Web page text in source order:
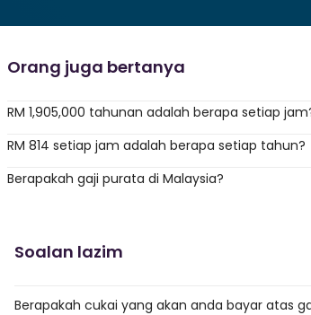
Orang juga bertanya
RM 1,905,000 tahunan adalah berapa setiap
RM 814 setiap jam adalah berapa setiap tahun?
Berapakah gaji purata di Malaysia?
Soalan lazim
Berapakah cukai yang akan anda bayar atas